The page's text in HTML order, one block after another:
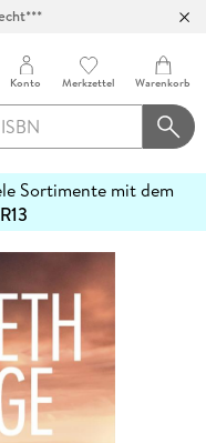
Konto Merkzettel Warenkorb
Sortimente mit dem